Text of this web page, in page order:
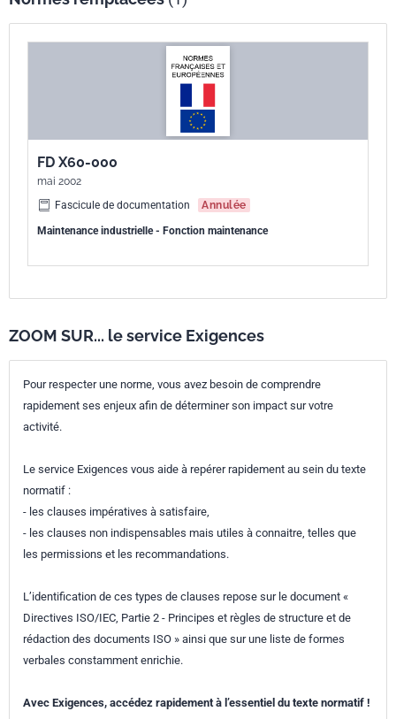
FD X60-000
mai 2002
Fascicule de documentation
Annulée
Maintenance industrielle - Fonction maintenance
ZOOM SUR... le service Exigences
Pour respecter une norme, vous avez besoin de comprendre
rapidement ses enjeux afin de déterminer son impact sur votre
activité.
Le service Exigences vous aide à repérer rapidement au sein du texte
normatif :
- les clauses impératives à satisfaire,
- les clauses non indispensables mais utiles à connaitre, telles que
les permissions et les recommandations.
L’identification de ces types de clauses repose sur le document «
Directives ISO/IEC, Partie 2 - Principes et règles de structure et de
rédaction des documents ISO » ainsi que sur une liste de formes
verbales constamment enrichie.
Avec Exigences, accédez rapidement à l’essentiel du texte normatif !